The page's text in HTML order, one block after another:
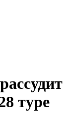
туре